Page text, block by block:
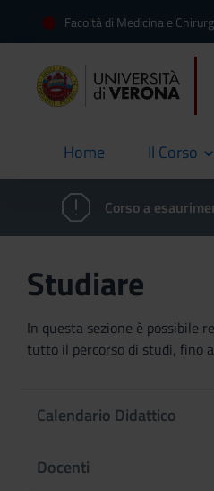
Facoltà di Medicina e
Home
current Il Corso
Corso a
Studiare
In questa sezione è
tutto il percorso di studi, fino
Calendario Didattico
Docenti